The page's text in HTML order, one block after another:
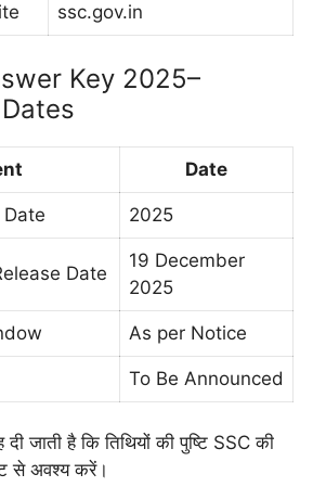
ssc.gov.in
Key 2025–
Date
Date 2025
Date
19 December
2025
As per Notice
To Be Announced
दी जाती है कि तिथियों की पुष्टि SSC की
से अवश्य करें।